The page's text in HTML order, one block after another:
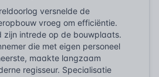
versnelde de
vroeg om efficiëntie.
zijn intrede op de bouwplaats.
die met eigen personeel
maakte langzaam
regisseur. Specialisatie